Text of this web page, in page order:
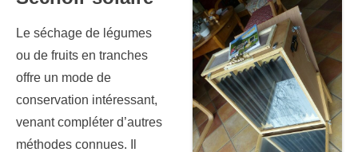
Le séchage de légumes
ou de fruits en tranches
offre un mode de
conservation intéressant,
venant compléter d’autres
méthodes connues. Il